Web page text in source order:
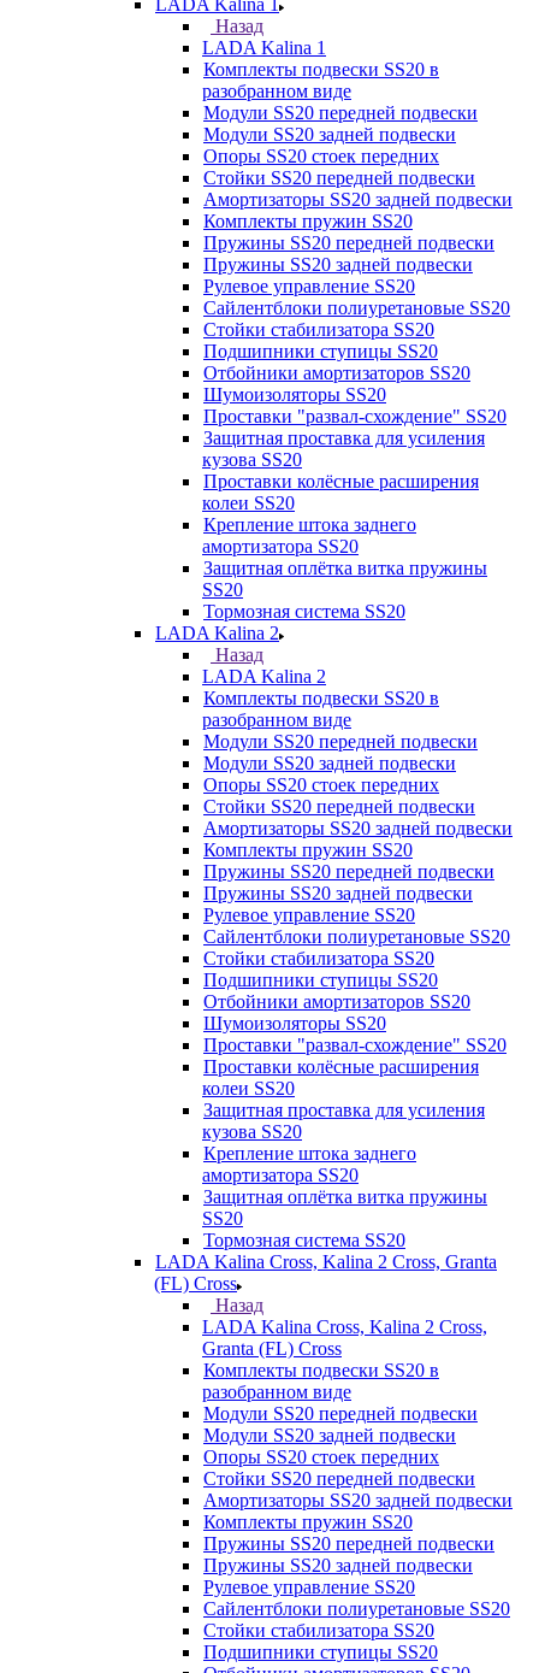
LADA Kalina 1
Назад
LADA Kalina 1
Комплекты подвески SS20 в
разобранном виде
Модули SS20 передней подвески
Модули SS20 задней подвески
Опоры SS20 стоек передних
Стойки SS20 передней подвески
Амортизаторы SS20 задней подвески
Комплекты пружин SS20
Пружины SS20 передней подвески
Пружины SS20 задней подвески
Рулевое управление SS20
Сайлентблоки полиуретановые SS20
Стойки стабилизатора SS20
Подшипники ступицы SS20
Отбойники амортизаторов SS20
Шумоизоляторы SS20
Проставки "развал-схождение" SS20
Защитная проставка для усиления
кузова SS20
Проставки колёсные расширения
колеи SS20
Крепление штока заднего
амортизатора SS20
Защитная оплётка витка пружины
SS20
Тормозная система SS20
LADA Kalina 2
Назад
LADA Kalina 2
Комплекты подвески SS20 в
разобранном виде
Модули SS20 передней подвески
Модули SS20 задней подвески
Опоры SS20 стоек передних
Стойки SS20 передней подвески
Амортизаторы SS20 задней подвески
Комплекты пружин SS20
Пружины SS20 передней подвески
Пружины SS20 задней подвески
Рулевое управление SS20
Сайлентблоки полиуретановые SS20
Стойки стабилизатора SS20
Подшипники ступицы SS20
Отбойники амортизаторов SS20
Шумоизоляторы SS20
Проставки "развал-схождение" SS20
Проставки колёсные расширения
колеи SS20
Защитная проставка для усиления
кузова SS20
Крепление штока заднего
амортизатора SS20
Защитная оплётка витка пружины
SS20
Тормозная система SS20
LADA Kalina Cross, Kalina 2 Cross, Granta
(FL) Cross
Назад
LADA Kalina Cross, Kalina 2 Cross,
Granta (FL) Cross
Комплекты подвески SS20 в
разобранном виде
Модули SS20 передней подвески
Модули SS20 задней подвески
Опоры SS20 стоек передних
Стойки SS20 передней подвески
Амортизаторы SS20 задней подвески
Комплекты пружин SS20
Пружины SS20 передней подвески
Пружины SS20 задней подвески
Рулевое управление SS20
Сайлентблоки полиуретановые SS20
Стойки стабилизатора SS20
Подшипники ступицы SS20